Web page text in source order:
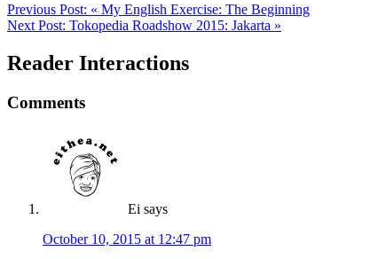
Previous Post: « My English Exercise: The Beginning
Next Post: Tokopedia Roadshow 2015: Jakarta »
Reader Interactions
Comments
Ei says
October 10, 2015 at 12:47 pm